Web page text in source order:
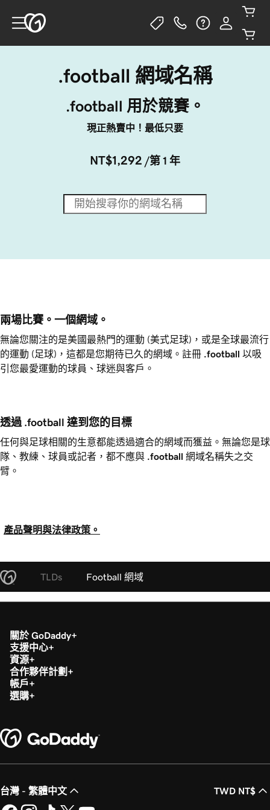
.football 網域名稱
.football 用於競賽。
現正熱賣中！最低只要
NT$1,292 /第 1 年
兩場比賽。一個網域。
無論您關注的是美國最熱門的運動 (美式足球)，或是全球最流行
的運動 (足球)，這都是您期待已久的網域。註冊 .football 以吸
引您最愛運動的球員、球迷與客戶。
透過 .football 達到您的目標
任何與足球相關的生意都能透過適合的網域而獲益。無論您是球
隊、教練、球員或記者，都不應與 .football 網域名稱失之交
臂。
產品聲明與法律政策。
TLDs Football 網域
關於 GoDaddy
支援中心
資源
合作夥伴計劃
帳戶
選購
台灣 - 繁體中文 TWD NT$